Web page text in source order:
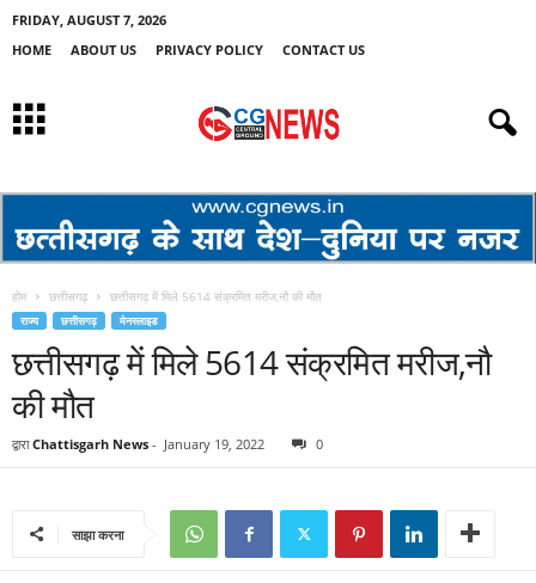
FRIDAY, AUGUST 7, 2026
HOME
ABOUT US PRIVACY POLICY CONTACT US
होम छत्तीसगढ़ छत्तीसगढ़ में मिले 5614 संक्रमित मरीज,नौ की मौत
राज्य छत्तीसगढ़ मेनस्लाइड
छत्तीसगढ़ में मिले 5614 संक्रमित मरीज,नौ
की मौत
द्वारा Chattisgarh News - January 19, 2022 0
साझा करना